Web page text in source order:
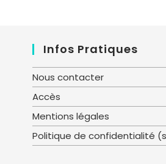
Infos Pratiques
Nous contacter
Accès
Mentions légales
Politique de confidentialité